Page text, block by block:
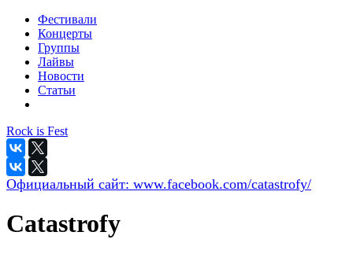
Фестивали
Концерты
Группы
Лайвы
Новости
Статьи
Rock is Fest
Официальный сайт: www.facebook.com/catastrofy/
Catastrofy